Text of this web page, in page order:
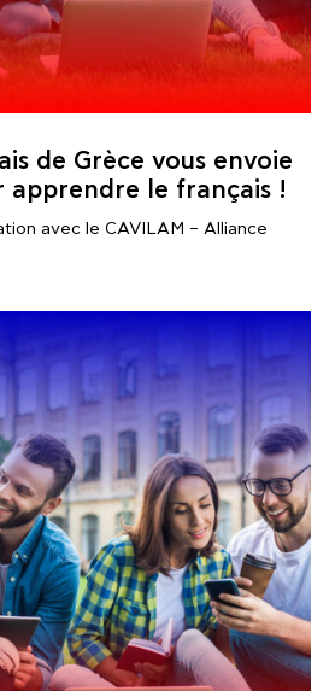
de Grèce vous envoie
apprendre le français !
avec le CAVILAM – Alliance